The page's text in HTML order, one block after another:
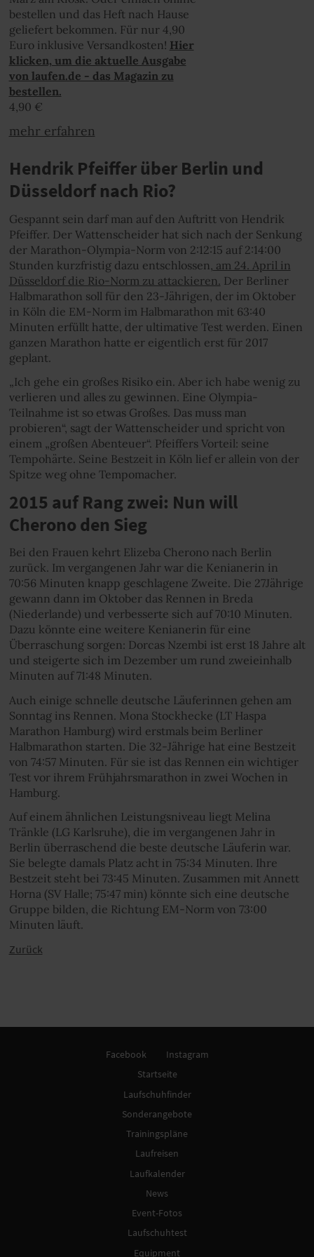
bestellen und das Heft nach Hause
geliefert bekommen. Für nur 4,90
Euro inklusive Versandkosten! Hier
klicken, um die aktuelle Ausgabe
von laufen.de - das Magazin zu
bestellen.
4,90 €
mehr erfahren
Hendrik Pfeiffer über Berlin und
Düsseldorf nach Rio?
Gespannt sein darf man auf den Auftritt von Hendrik
Pfeiffer. Der Wattenscheider hat sich nach der Senkung
der Marathon-Olympia-Norm von 2:12:15 auf 2:14:00
Stunden kurzfristig dazu entschlossen, am 24. April in
Düsseldorf die Rio-Norm zu attackieren. Der Berliner
Halbmarathon soll für den 23-Jährigen, der im Oktober
in Köln die EM-Norm im Halbmarathon mit 63:40
Minuten erfüllt hatte, der ultimative Test werden. Einen
ganzen Marathon hatte er eigentlich erst für 2017
geplant.
„Ich gehe ein großes Risiko ein. Aber ich habe wenig zu
verlieren und alles zu gewinnen. Eine Olympia-
Teilnahme ist so etwas Großes. Das muss man
probieren“, sagt der Wattenscheider und spricht von
einem „großen Abenteuer“. Pfeiffers Vorteil: seine
Tempohärte. Seine Bestzeit in Köln lief er allein von der
Spitze weg ohne Tempomacher.
2015 auf Rang zwei: Nun will
Cherono den Sieg
Bei den Frauen kehrt Elizeba Cherono nach Berlin
zurück. Im vergangenen Jahr war die Kenianerin in
70:56 Minuten knapp geschlagene Zweite. Die 27­Jährige
gewann dann im Oktober das Rennen in Breda
(Niederlande) und verbesserte sich auf 70:10 Minuten.
Dazu könnte eine weitere Kenianerin für eine
Überraschung sorgen: Dorcas Nzembi ist erst 18 Jahre alt
und steigerte sich im Dezember um rund zweieinhalb
Minuten auf 71:48 Minuten.
Auch einige schnelle deutsche Läuferinnen gehen am
Sonntag ins Rennen. Mona Stockhecke (LT Haspa
Marathon Hamburg) wird erstmals beim Berliner
Halbmarathon starten. Die 32­-Jährige hat eine Bestzeit
von 74:57 Minuten. Für sie ist das Rennen ein wichtiger
Test vor ihrem Frühjahrsmarathon in zwei Wochen in
Hamburg.
Auf einem ähnlichen Leistungsniveau liegt Melina
Tränkle (LG Karlsruhe), die im vergangenen Jahr in
Berlin überraschend die beste deutsche Läuferin war.
Sie belegte damals Platz acht in 75:34 Minuten. Ihre
Bestzeit steht bei 73:45 Minuten. Zusammen mit Annett
Horna (SV Halle; 75:47 min) könnte sich eine deutsche
Gruppe bilden, die Richtung EM-Norm von 73:00
Minuten läuft.
Zurück
Facebook
Instagram
Startseite
Laufschuhfinder
Sonderangebote
Trainingspläne
Laufreisen
Laufkalender
News
Event-Fotos
Laufschuhtest
Equipment